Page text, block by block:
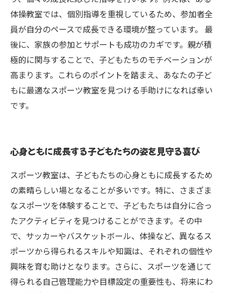
体操教室では、個別指導を重視しているため、参加者全
員が自分のペースで成長できる環境が整っています。 最
後に、家族の参加とサポートも成功のカギです。親が積
極的に関与することで、子どもたちのモチベーションが
高まります。これらのポイントを踏まえ、あなたの子ど
もに最適なスポーツ教室を見つける手助けになれば幸い
です。
心身ともに成長する子どもたちの姿を見守る喜び
スポーツ教室は、子どもたちの心身ともに成長するため
の素晴らしい場となることが多いです。特に、さまざま
なスポーツを体験することで、子どもたちは自分に合っ
たアクティビティを見つけることができます。その中
で、サッカーやバスケットボール、体操など、異なるス
ポーツから得られるスキルや知識は、それぞれの個性や
興味を育む助けとなります。さらに、スポーツを通じて
得られる自己管理能力や目標設定の重要性も、将来にわ